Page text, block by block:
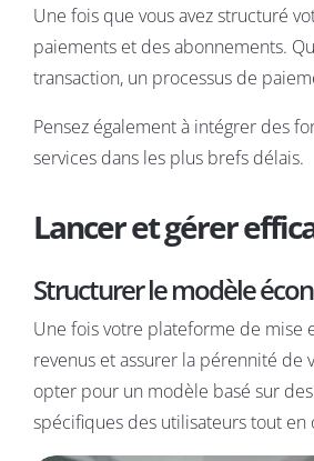
Une fois que vous avez structuré
paiements et des abonnements.
transaction, un processus de
Pensez également à intégrer des
services dans les plus brefs délais.
Lancer et gérer
Structurer le modèle
Une fois votre plateforme de
revenus et assurer la pérennité de
opter pour un modèle basé sur
spécifiques des utilisateurs tout en